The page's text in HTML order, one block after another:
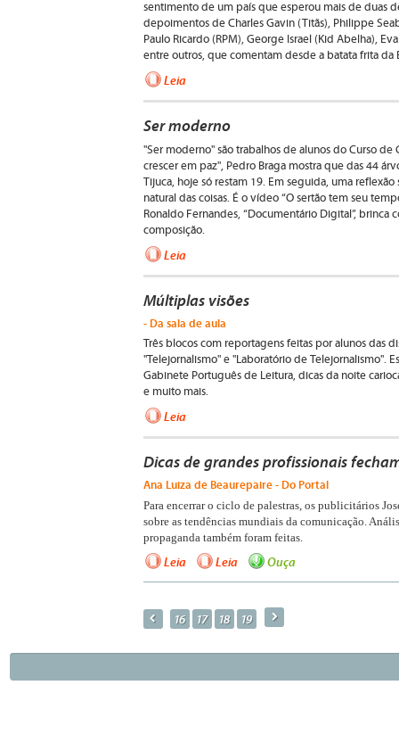
sentimento de um país que esperou mais de duas
depoimentos de Charles Gavin (Titãs), Philippe
Paulo Ricardo (RPM), George Israel (Kid Abelha),
entre outros, que comentam desde a batata frita da
Leia
Ser moderno
"Ser moderno" são trabalhos de alunos do Curso
crescer em paz", Pedro Braga mostra que das 44
Tijuca, hoje só restam 19. Em seguida, uma
natural das coisas. É o vídeo “O sertão tem seu
Ronaldo Fernandes, “Documentário Digital”,
composição.
Leia
Múltiplas visões
- Da sala de aula
Três blocos com reportagens feitas por alunos das
"Telejornalismo" e "Laboratório de Telejornalismo".
Gabinete Português de Leitura, dicas da noite
e muito mais.
Leia
Dicas de grandes profissionais
Ana Luiza de Beaurepaire - Do Portal
Para encerrar o ciclo de palestras, os publicitários
sobre as tendências mundiais da comunicação.
propaganda também foram feitas.
Leia Leia Ouça
p 16 17 18 19 a